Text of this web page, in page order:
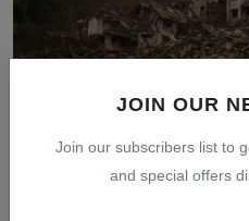
JOIN OUR
Join our subscribers list to
and special offers